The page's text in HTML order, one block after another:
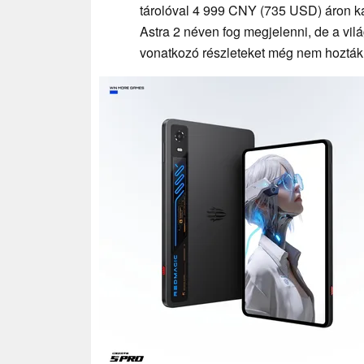
tárolóval 4 999 CNY (735 USD) áron
Astra 2 néven fog megjelenni, de a
vonatkozó részleteket még nem